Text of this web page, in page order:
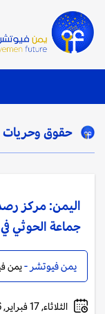
حقوق وحريات
جماعة الحوثي في
يمن فيوتشر -يمن
الثلاثاء, 17 فبراير, 2026 - 03:23 مساءً